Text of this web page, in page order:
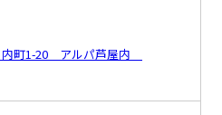
内町1-20 アルパ芦屋内